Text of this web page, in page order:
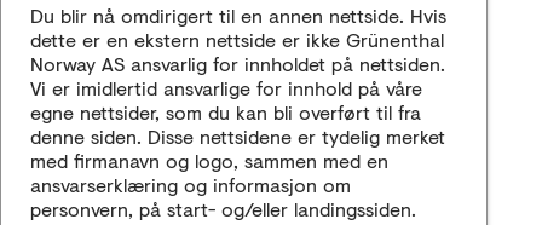
Du blir nå omdirigert til en annen nettside. Hvis
dette er en ekstern nettside er ikke Grünenthal
Norway AS ansvarlig for innholdet på nettsiden.
Vi er imidlertid ansvarlige for innhold på våre
egne nettsider, som du kan bli overført til fra
denne siden. Disse nettsidene er tydelig merket
med firmanavn og logo, sammen med en
ansvarserklæring og informasjon om
personvern, på start- og/eller landingssiden.